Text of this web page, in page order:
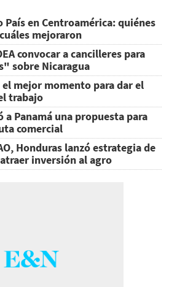
País en Centroamérica: quiénes
mejoraron
convocar a cancilleres para
sobre Nicaragua
el mejor momento para dar el
trabajo
a Panamá una propuesta para
comercial
Honduras lanzó estrategia de
inversión al agro